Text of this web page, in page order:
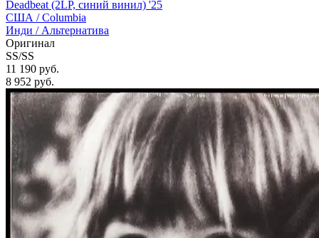
Deadbeat (2LP, синий винил) '25
США /Columbia
Инди / Альтернатива
Оригинал
SS/SS
11 190 руб.
8 952 руб.